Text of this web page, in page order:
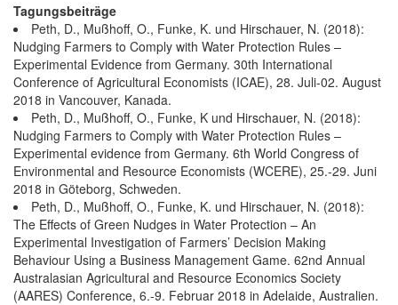
Tagungsbeiträge
Peth, D., Mußhoff, O., Funke, K. und Hirschauer, N. (2018):
Nudging Farmers to Comply with Water Protection Rules –
Experimental Evidence from Germany. 30th International
Conference of Agricultural Economists (ICAE), 28. Juli-02. August
2018 in Vancouver, Kanada.
Peth, D., Mußhoff, O., Funke, K und Hirschauer, N. (2018):
Nudging Farmers to Comply with Water Protection Rules –
Experimental evidence from Germany. 6th World Congress of
Environmental and Resource Economists (WCERE), 25.-29. Juni
2018 in Göteborg, Schweden.
Peth, D., Mußhoff, O., Funke, K. und Hirschauer, N. (2018):
The Effects of Green Nudges in Water Protection – An
Experimental Investigation of Farmers’ Decision Making
Behaviour Using a Business Management Game. 62nd Annual
Australasian Agricultural and Resource Economics Society
(AARES) Conference, 6.-9. Februar 2018 in Adelaide, Australien.